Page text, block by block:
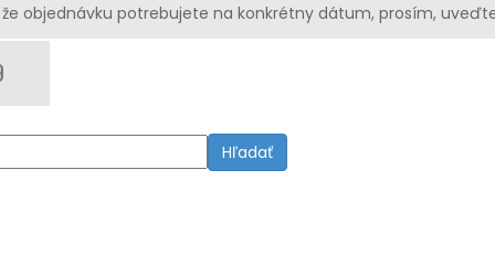
objednávku potrebujete na konkrétny dátum, prosím,
Hľadať